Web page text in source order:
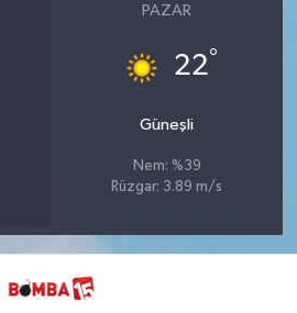
PAZAR
22°
Güneşli
Nem: %39
Rüzgar: 3.89 m/s